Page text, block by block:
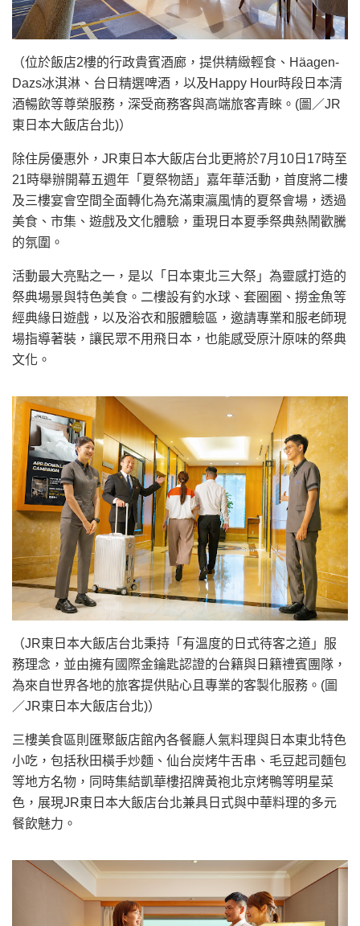
（位於飯店2樓的行政貴賓酒廊，提供精緻輕食、Häagen-
Dazs冰淇淋、台日精選啤酒，以及Happy Hour時段日本清
酒暢飲等尊榮服務，深受商務客與高端旅客青睞。(圖／JR
東日本大飯店台北)）
除住房優惠外，JR東日本大飯店台北更將於7月10日17時至
21時舉辦開幕五週年「夏祭物語」嘉年華活動，首度將二樓
及三樓宴會空間全面轉化為充滿東瀛風情的夏祭會場，透過
美食、市集、遊戲及文化體驗，重現日本夏季祭典熱鬧歡騰
的氛圍。
活動最大亮點之一，是以「日本東北三大祭」為靈感打造的
祭典場景與特色美食。二樓設有釣水球、套圈圈、撈金魚等
經典緣日遊戲，以及浴衣和服體驗區，邀請專業和服老師現
場指導著裝，讓民眾不用飛日本，也能感受原汁原味的祭典
文化。
（JR東日本大飯店台北秉持「有溫度的日式待客之道」服
務理念，並由擁有國際金鑰匙認證的台籍與日籍禮賓團隊，
為來自世界各地的旅客提供貼心且專業的客製化服務。(圖
／JR東日本大飯店台北)）
三樓美食區則匯聚飯店館內各餐廳人氣料理與日本東北特色
小吃，包括秋田橫手炒麵、仙台炭烤牛舌串、毛豆起司麵包
等地方名物，同時集結凱華樓招牌黃袍北京烤鴨等明星菜
色，展現JR東日本大飯店台北兼具日式與中華料理的多元
餐飲魅力。